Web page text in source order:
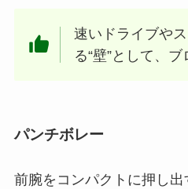
速いドライブや
る“壁”として、
パンチボレー
前腕をコンパクトに押し出